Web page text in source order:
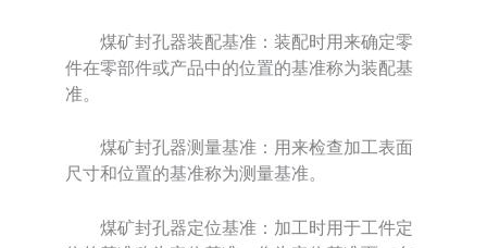
煤矿封孔器装配基准：装配时用来确定零
件在零部件或产品中的位置的基准称为装配基
准。
煤矿封孔器测量基准：用来检查加工表面
尺寸和位置的基准称为测量基准。
煤矿封孔器定位基准：加工时用于工件定